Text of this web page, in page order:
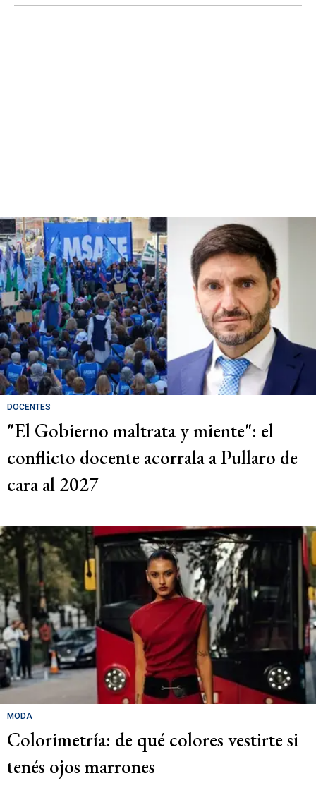
DOCENTES
"El Gobierno maltrata y miente": el
conflicto docente acorrala a Pullaro de
cara al 2027
MODA
Colorimetría: de qué colores vestirte si
tenés ojos marrones